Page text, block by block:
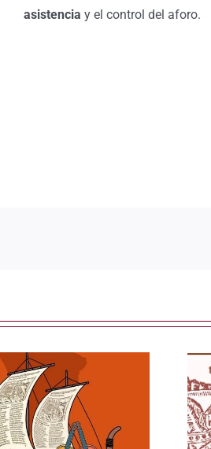
asistencia y el control del aforo.